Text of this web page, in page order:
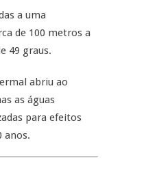
a uma
de 100 metros a
49 graus.
abriu ao
as águas
para efeitos
anos.